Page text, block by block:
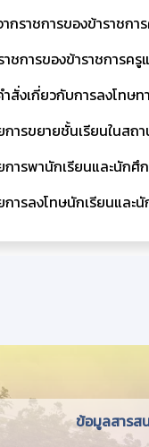
กราชการของข้าราชก
ชการของข้าราชการค
สั่งเกี่ยวกับการลงโท
การขยายชั้นเรียนในส
การพานักเรียนและนัก
การลงโทษนักเรียนและ
ข้อมูลสารส